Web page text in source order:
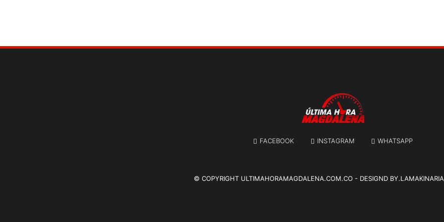
FACEBOOK INSTAGRAM WHATSAPP
© COPYRIGHT ULTIMAHORAMAGDALENA.COM.CO - DESIGND